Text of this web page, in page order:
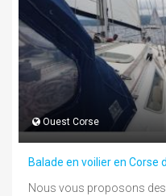
Ouest Corse
Balade en voilier en Corse